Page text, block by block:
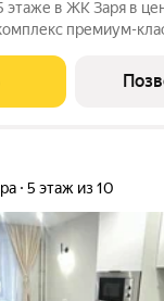
этаже в ЖК Заря в
и продуманной
5 этаж из 10